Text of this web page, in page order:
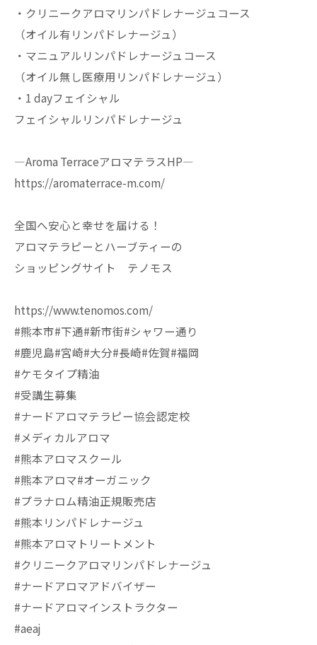
・クリニークアロマリンパドレナージュコース
（オイル有リンパドレナージュ）
・マニュアルリンパドレナージュコース
（オイル無し医療用リンパドレナージュ）
・1 dayフェイシャル
フェイシャルリンパドレナージュ
—Aroma TerraceアロマテラスHP—
https://aromaterrace-m.com/
全国へ安心と幸せを届ける！
アロマテラピーとハーブティーの
ショッピングサイト テノモス
https://www.tenomos.com/
#熊本市#下通#新市街#シャワー通り
#鹿児島#宮崎#大分#長崎#佐賀#福岡
#ケモタイプ精油
#受講生募集
#ナードアロマテラピー協会認定校
#メディカルアロマ
#熊本アロマスクール
#熊本アロマ#オーガニック
#プラナロム精油正規販売店
#熊本リンパドレナージュ
#熊本アロマトリートメント
#クリニークアロマリンパドレナージュ
#ナードアロマアドバイザー
#ナードアロマインストラクター
#aeaj